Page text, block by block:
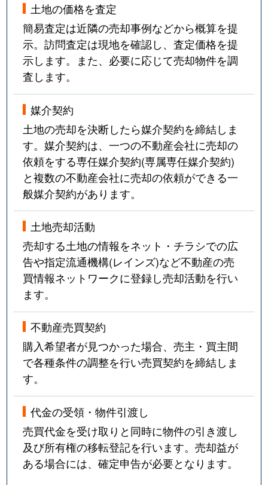
土地の価格を査定
簡易査定は近隣の売却事例などから概算を提
示。訪問査定は現地を確認し、査定価格を提
示します。また、必要に応じて売却物件を調
査します。
媒介契約
土地の売却を決断したら媒介契約を締結しま
す。媒介契約は、一つの不動産会社に売却の
依頼をする専任媒介契約(専属専任媒介契約)
と複数の不動産会社に売却の依頼ができる一
般媒介契約があります。
土地売却活動
売却する土地の情報をネット・チラシでの広
告や指定流通機構(レインズ)など不動産の売
買情報ネットワークに登録し売却活動を行い
ます。
不動産売買契約
購入希望者が見つかった場合、売主・買主間
で各種条件の調整を行い売買契約を締結しま
す。
代金の受領・物件引渡し
売買代金を受け取りと同時に物件の引き渡し
及び所有権の移転登記を行います。売却益が
ある場合には、確定申告が必要となります。